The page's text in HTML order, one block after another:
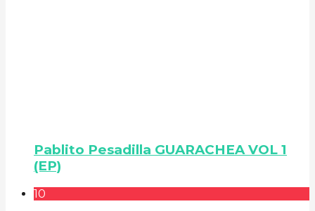
Pablito Pesadilla GUARACHEA VOL 1
(EP)
10